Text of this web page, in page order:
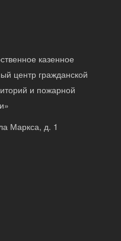
казенное
центр гражданской
и пожарной
Маркса, д. 1